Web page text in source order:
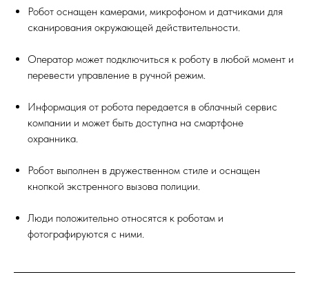
Робот оснащен камерами, микрофоном и датчиками для
сканирования окружающей действительности.
Оператор может подключиться к роботу в любой момент и
перевести управление в ручной режим.
Информация от робота передается в облачный сервис
компании и может быть доступна на смартфоне
охранника.
Робот выполнен в дружественном стиле и оснащен
кнопкой экстренного вызова полиции.
Люди положительно относятся к роботам и
фотографируются с ними.